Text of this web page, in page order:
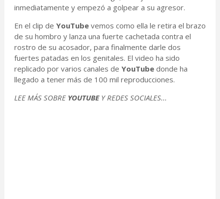
inmediatamente y empezó a golpear a su agresor.
En el clip de YouTube vemos como ella le retira el brazo
de su hombro y lanza una fuerte cachetada contra el
rostro de su acosador, para finalmente darle dos
fuertes patadas en los genitales. El video ha sido
replicado por varios canales de YouTubedonde ha
llegado a tener más de 100 mil reproducciones.
LEE MÁS SOBRE YOUTUBEY REDES SOCIALES...